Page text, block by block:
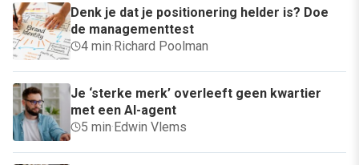
Denk je dat je positionering helder is? Doe
de managementtest
4 min·Richard Poolman
Je ‘sterke merk’ overleeft geen kwartier
met een AI-agent
5 min·Edwin Vlems